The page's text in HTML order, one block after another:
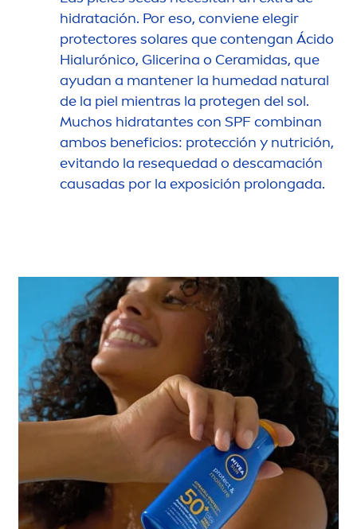
hidratación. Por eso, conviene elegir
protectores solares que contengan Ácido
Hialurónico, Glicerina o Ceramidas, que
ayudan a mantener la humedad natural
de la piel mientras la protegen del sol.
Muchos hidratantes con SPF combinan
ambos beneficios: protección y nutrición,
evitando la resequedad o descamación
causadas por la exposición prolongada.